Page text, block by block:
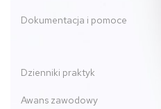
Dokumentacja i pomoce
Dzienniki praktyk
Awans zawodowy